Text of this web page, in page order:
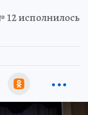
12 исполнилось